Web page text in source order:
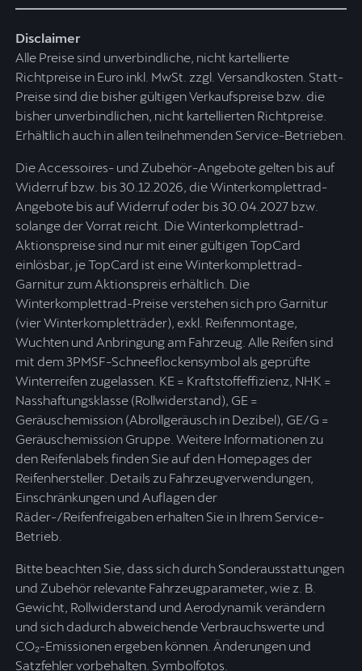
Disclaimer
Alle Preise sind unverbindliche, nicht kartellierte
Richtpreise in Euro inkl. MwSt. zzgl. Versandkosten. Statt-
Preise sind die bisher gültigen Verkaufspreise bzw. die
bisher unverbindlichen, nicht kartellierten Richtpreise.
Erhältlich auch in allen teilnehmenden Service-Betrieben.
Die Accessoires- und Zubehör-Angebote gelten bis auf
Widerruf bzw. bis 30.12.2026, die Winterkomplettrad-
Angebote bis auf Widerruf oder bis 30.04.2027 bzw.
solange der Vorrat reicht. Die Winterkomplettrad-
Aktionspreise sind nur mit einer gültigen TopCard
einlösbar, je TopCard ist eine Winterkomplettrad-
Garnitur zum Aktionspreis erhältlich. Die
Winterkomplettrad-Preise verstehen sich pro Garnitur
(vier Winterkompletträder), exkl. Reifenmontage,
Wuchten und Anbringung am Fahrzeug. Alle Reifen sind
mit dem 3PMSF-Schneeflockensymbol als geprüfte
Winterreifen zugelassen. KE = Kraftstoffeffizienz, NHK =
Nasshaftungsklasse (Rollwiderstand), GE =
Geräuschemission (Abrollgeräusch in Dezibel), GE/G =
Geräuschemission Gruppe. Weitere Informationen zu
den Reifenlabels finden Sie auf den Homepages der
Reifenhersteller. Details zu Fahrzeugverwendungen,
Einschränkungen und Auflagen der
Räder-/Reifenfreigaben erhalten Sie in Ihrem Service-
Betrieb.
Bitte beachten Sie, dass sich durch Sonderausstattungen
und Zubehör relevante Fahrzeugparameter, wie z. B.
Gewicht, Rollwiderstand und Aerodynamik verändern
und sich dadurch abweichende Verbrauchswerte und
CO₂-Emissionen ergeben können. Änderungen und
Satzfehler vorbehalten. Symbolfotos.